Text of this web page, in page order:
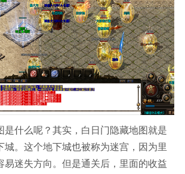
是什么呢？其实，白日门隐藏地图就是
城。这个地下城也被称为迷宫，因为里
易迷失方向。但是通关后，里面的收益